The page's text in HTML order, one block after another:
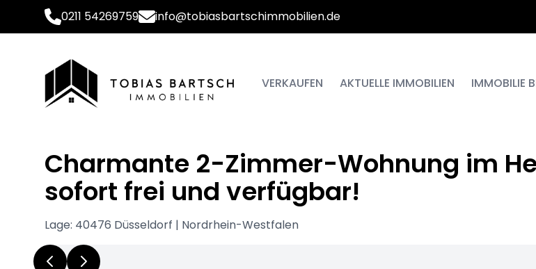
0211 54269759 info@tobiasbartschimmobilien.de
VERKAUFEN AKTUELLE IMMOBILIEN IMMOBILIE
Charmante 2-Zimmer-Wohnung im
sofort frei und verfügbar!
Lage: 40476 Düsseldorf | Nordrhein-Westfalen